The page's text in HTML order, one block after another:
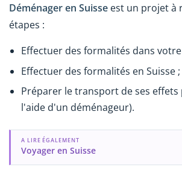
Déménager en Suisse est un projet à
étapes :
Effectuer des formalités dans
Effectuer des formalités en Suisse ;
Préparer le transport de ses effets
l'aide d'un déménageur).
A LIRE ÉGALEMENT
Voyager en Suisse